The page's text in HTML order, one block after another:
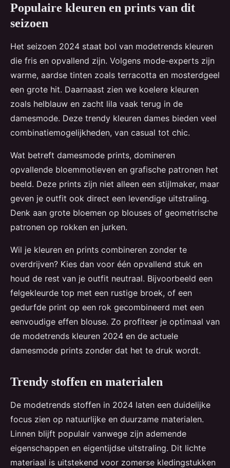
Populaire kleuren en prints van dit
seizoen
Het seizoen 2024 staat bol van modetrends kleuren
die fris en opvallend zijn. Volgens mode-experts zijn
warme, aardse tinten zoals terracotta en mosterdgeel
een grote hit. Daarnaast zien we koelere kleuren
zoals helblauw en zacht lila vaak terug in de
damesmode. Deze trendy kleuren dames bieden veel
combinatiemogelijkheden, van casual tot chic.
Wat betreft damesmode prints, domineren
opvallende bloemmotieven en grafische patronen het
beeld. Deze prints zijn niet alleen een stijlmaker, maar
geven je outfit ook direct een levendige uitstraling.
Denk aan grote bloemen op blouses of geometrische
patronen op rokken en jurken.
Wil je kleuren en prints combineren zonder te
overdrijven? Kies dan voor één opvallend stuk en
houd de rest van je outfit neutraal. Bijvoorbeeld een
felgekleurde top met een rustige broek, of een
gedurfde print op een rok gecombineerd met een
eenvoudige effen blouse. Zo profiteer je optimaal van
de modetrends kleuren 2024 en de actuele
damesmode prints zonder dat het te druk wordt.
Trendy stoffen en materialen
De modetrends stoffen in 2024 laten een duidelijke
focus zien op natuurlijke en duurzame materialen.
Linnen blijft populair vanwege zijn ademende
eigenschappen en eigentijdse uitstraling. Dit lichte
materiaal is uitstekend voor zomerse kledingstukken